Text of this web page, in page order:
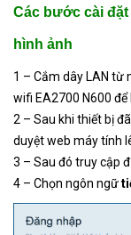
Các bước cài đặt
hình ảnh
1 – Cắm dây LAN từ
wifi EA2700 N600 để
2 – Sau khi thiết bị
duyệt web máy tính
3 – Sau đó truy cập
4 – Chọn ngôn ngữ